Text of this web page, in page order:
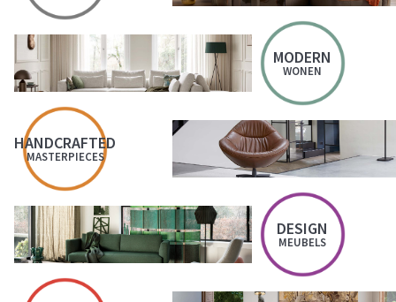
MODERN
WONEN
HANDCRAFTED
MASTERPIECES
DESIGN
MEUBELS